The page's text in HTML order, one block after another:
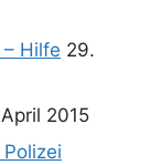
Hilfe 29.
2015